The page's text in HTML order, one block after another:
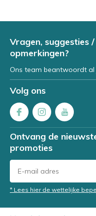
Vragen, suggesties /
opmerkingen?
Ons team beantwoordt al
Volg ons
Ontvang de
promoties
* Lees hier de wettelijke